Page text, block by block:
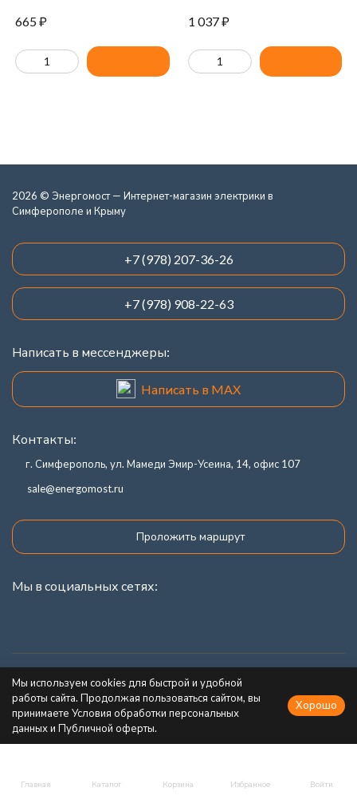
665₽ 1 037₽
Главная Каталог Корзина Избранное Войти
2026 © Энергомост — Интернет-магазин электрики в
Симферополе и Крыму
+7 (978) 207-36-26
+7 (978) 908-22-63
Написать в мессенджеры:
Написать в MAX
Контакты:
г. Симферополь, ул. Мамеди Эмир-Усеина, 14, офис 107
sale@energomost.ru
Проложить маршрут
Мы в социальных сетях:
Каталог товаров
Информация
Мы используем cookies для быстрой и удобной
работы сайта. Продолжая пользоваться сайтом, вы
принимаете Условия обработки персональных
данных и Публичной оферты.
Хорошо